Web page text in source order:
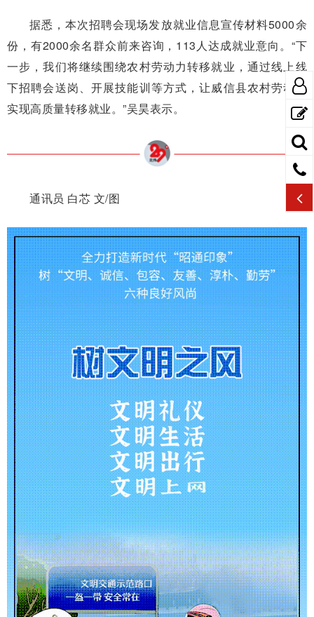
据悉，本次招聘会现场发放就业信息宣传材料5000余
份，有2000余名群众前来咨询，113人达成就业意向。“下
一步，我们将继续围绕农村劳动力转移就业，通过线上线
下招聘会送岗、开展技能训等方式，让威信县农村劳动力
实现高质量转移就业。”吴昊表示。
通讯员 白芯 文/图